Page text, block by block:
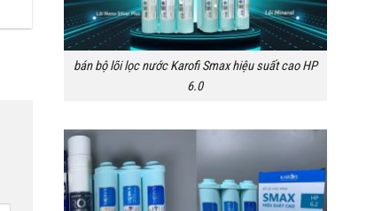
bán bộ lõi lọc nước Karofi Smax hiệu suất cao HP
6.0